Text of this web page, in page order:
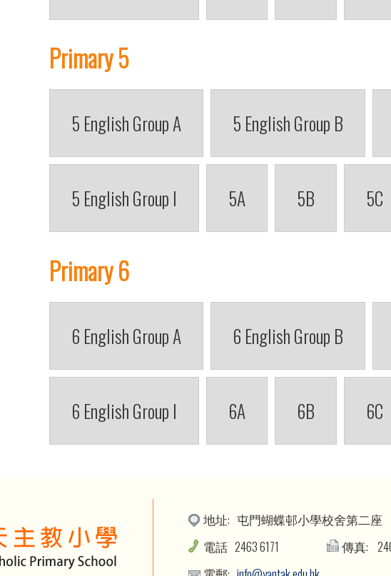
Primary 5
5 English Group A 5 English Group B
5 English Group I 5A 5B 5C
Primary 6
6 English Group A 6 English Group B
6 English Group I 6A 6B 6C
地址: 屯門蝴蝶邨小學校舍第二座
電話 2463 6171 傳真: